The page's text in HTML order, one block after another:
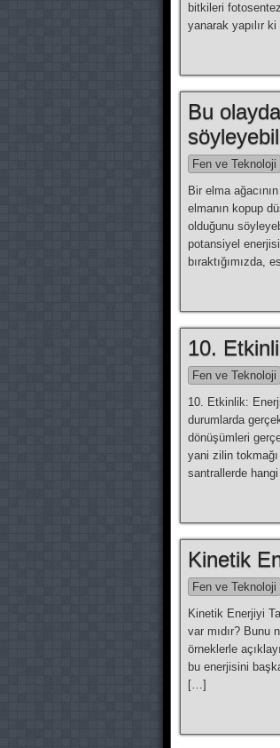
bitkileri
yanarak yapılır
Bu
Fen ve Teknoloji
Bir elma
elmanın kopup
olduğunu
potansiyel
10.
Fen ve Teknoloji
10. Etkinlik:
durumlarda
dönüşümleri
yani zilin
santrallerde
Kinetik
Fen ve Teknoloji
Kinetik Enerjiyi
var mıdır? Bunu
örnekler­le
bu enerjisini
[…]